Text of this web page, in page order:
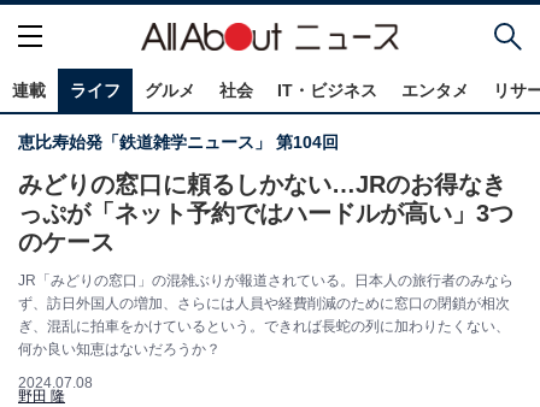
連載 ライフ グルメ 社会 IT・ビジネス エンタメ リサ
恵比寿始発「鉄道雑学ニュース」 第104回
みどりの窓口に頼るしかない…JRのお得なき
っぷが「ネット予約ではハードルが高い」3つ
のケース
JR「みどりの窓口」の混雑ぶりが報道されている。日本人の旅行者のみなら
ず、訪日外国人の増加、さらには人員や経費削減のために窓口の閉鎖が相次
ぎ、混乱に拍車をかけているという。できれば長蛇の列に加わりたくない、
何か良い知恵はないだろうか？
2024.07.08
野田 隆